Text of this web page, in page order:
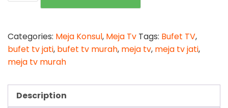
Categories: Meja Konsul, Meja Tv Tags: Bufet TV,
bufet tv jati, bufet tv murah, meja tv, meja tv jati,
meja tv murah
Description